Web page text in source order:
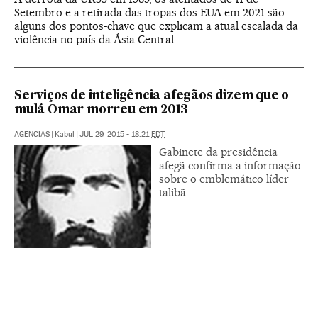
Setembro e a retirada das tropas dos EUA em 2021 são
alguns dos pontos-chave que explicam a atual escalada da
violência no país da Ásia Central
Serviços de inteligência afegãos dizem que o
mulá Omar morreu em 2013
AGENCIAS Kabul JUL 29, 2015 - 18:21 EDT
Gabinete da presidência
afegã confirma a informação
sobre o emblemático líder
talibã